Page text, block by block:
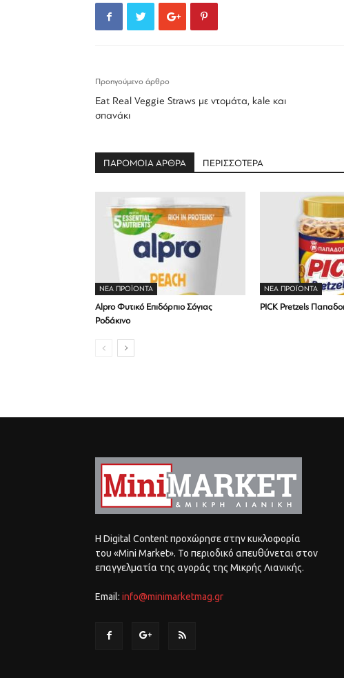
Προηγούμενο άρθρο
Eat Real Veggie Straws με ντομάτα, kale και
σπανάκι
ΠΑΡΟΜΟΙΑ ΑΡΘΡΑ ΠΕΡΙΣΣΟΤΕΡΑ
ΝΕΑ ΠΡΟΪΟΝΤΑ
Alpro Φυτικό Επιδόρπιο Σόγιας
Ροδάκινο
ΝΕΑ ΠΡΟΪΟΝΤΑ
PICK Pretzels
Η Digital Content προχώρησε στην κυκλοφορία
του «Mini Market». Το περιοδικό απευθύνεται στον
επαγγελματία της αγοράς της Μικρής Λιανικής.
Email: info@minimarketmag.gr